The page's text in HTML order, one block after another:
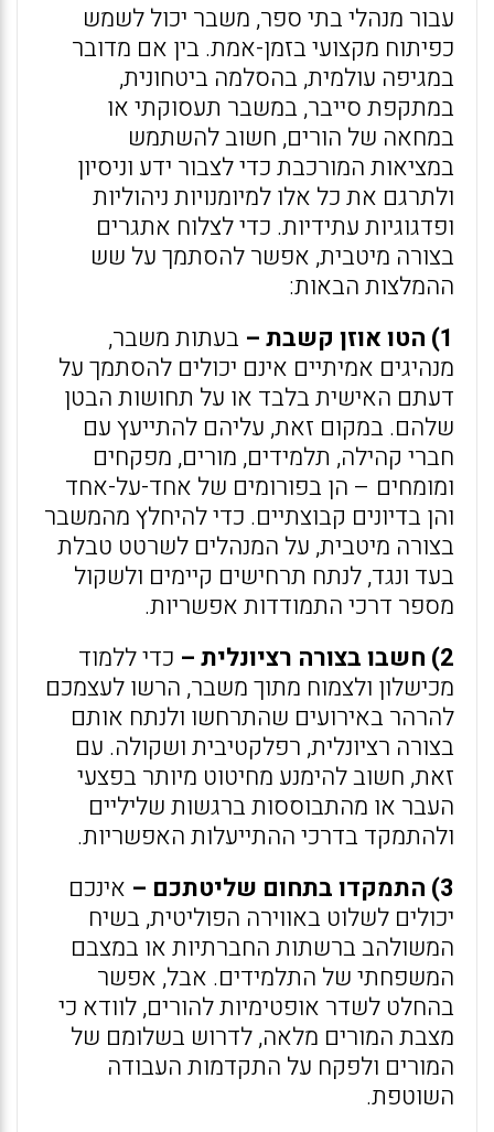
עבור מנהלי בתי ספר, משבר יכול לשמש
כפיתוח מקצועי בזמן-אמת. בין אם מדובר
במגיפה עולמית, בהסלמה ביטחונית,
במתקפת סייבר, במשבר תעסוקתי או
במחאה של הורים, חשוב להשתמש
במציאות המורכבת כדי לצבור ידע וניסיון
ולתרגם את כל אלו למיומנויות ניהוליות
ופדגוגיות עתידיות. כדי לצלוח אתגרים
בצורה מיטבית, אפשר להסתמך על שש
ההמלצות הבאות:
1) הטו אוזן קשבת –
בעתות משבר,
מנהיגים אמיתיים אינם יכולים להסתמך על
דעתם האישית בלבד או על תחושות הבטן
שלהם. במקום זאת, עליהם להתייעץ עם
חברי קהילה, תלמידים, מורים, מפקחים
ומומחים – הן בפורומים של אחד-על-אחד
והן בדיונים קבוצתיים. כדי להיחלץ מהמשבר
בצורה מיטבית, על המנהלים לשרטט טבלת
בעד ונגד, לנתח תרחישים קיימים ולשקול
מספר דרכי התמודדות אפשריות.
2) חשבו בצורה רציונלית –
כדי ללמוד
מכישלון ולצמוח מתוך משבר, הרשו לעצמכם
להרהר באירועים שהתרחשו ולנתח אותם
בצורה רציונלית, רפלקטיבית ושקולה. עם
זאת, חשוב להימנע מחיטוט מיותר בפצעי
העבר או מהתבוססות ברגשות שליליים
ולהתמקד בדרכי ההתייעלות האפשריות.
3) התמקדו בתחום שליטתכם –
אינכם
יכולים לשלוט באווירה הפוליטית, בשיח
המשולהב ברשתות החברתיות או במצבם
המשפחתי של התלמידים. אבל, אפשר
בהחלט לשדר אופטימיות להורים, לוודא כי
מצבת המורים מלאה, לדרוש בשלומם של
המורים ולפקח על התקדמות העבודה
השוטפת.